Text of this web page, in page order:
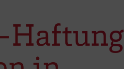
Haftung